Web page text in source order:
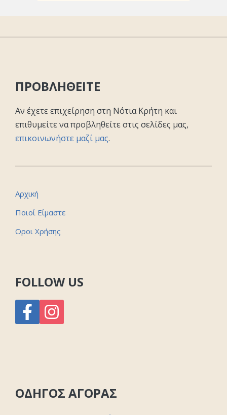
ΠΡΟΒΛΗΘΕΙΤΕ
Αν έχετε επιχείρηση στη Νότια Κρήτη και
επιθυμείτε να προβληθείτε στις σελίδες μας,
επικοινωνήστε μαζί μας.
Αρχική
Ποιοί Είμαστε
Οροι Χρήσης
FOLLOW US
ΟΔΗΓΟΣ ΑΓΟΡΑΣ